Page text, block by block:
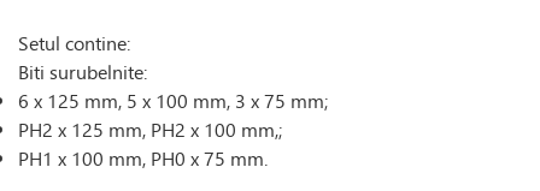
Setul contine:
Biti surubelnite:
6 x 125 mm, 5 x 100 mm, 3 x 75 mm;
PH2 x 125 mm, PH2 x 100 mm,;
PH1 x 100 mm, PH0 x 75 mm.